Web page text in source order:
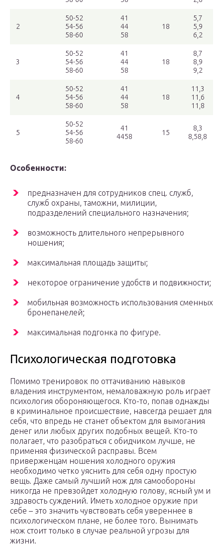
2
50-52
54-56
58-60
41
44
58
18
5,7
5,9
6,2
3
50-52
54-56
58-60
41
44
58
18
8,7
8,9
9,2
4
50-52
54-56
58-60
41
44
58
18
11,3
11,6
11,8
5
50-52
54-56
58-60
41
4458
15
8,3
8,58,8
Особенности:
предназначен для сотрудников спец. служб,
служб охраны, таможни, милиции,
подразделений специального назначения;
возможность длительного непрерывного
ношения;
максимальная площадь защиты;
некоторое ограничение удобств и подвижности;
мобильная возможность использования сменных
бронепанелей;
максимальная подгонка по фигуре.
Психологическая подготовка
Помимо тренировок по оттачиванию навыков
владения инструментом, немаловажную роль играет
психология обороняющегося. Кто-то, попав однажды
в криминальное происшествие, навсегда решает для
себя, что впредь не станет объектом для вымогания
денег или любых других подобных вещей. Кто-то
полагает, что разобраться с обидчиком лучше, не
применяя физической расправы. Всем
приверженцам ношения холодного оружия
необходимо четко уяснить для себя одну простую
вещь. Даже самый лучший нож для самообороны
никогда не превзойдет холодную голову, ясный ум и
здравость суждений. Иметь холодное оружие при
себе – это значить чувствовать себя увереннее в
психологическом плане, не более того. Вынимать
нож стоит только в случае реальной угрозы для
жизни.